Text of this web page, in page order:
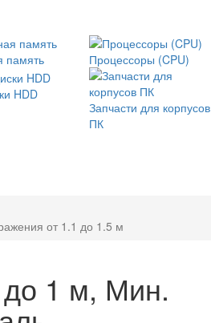
память Процессоры (CPU)
HDD
Запчасти для корпусов
ПК
от 1.1 до 1.5 м
до 1 м, Мин.